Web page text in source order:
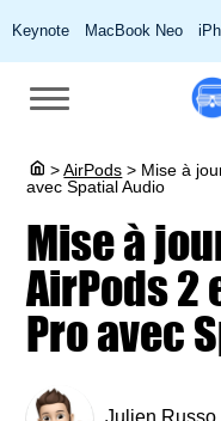
Keynote MacBook Neo
> AirPods > Mise à
avec Spatial Audio
Mise à
AirPods 2
Pro avec